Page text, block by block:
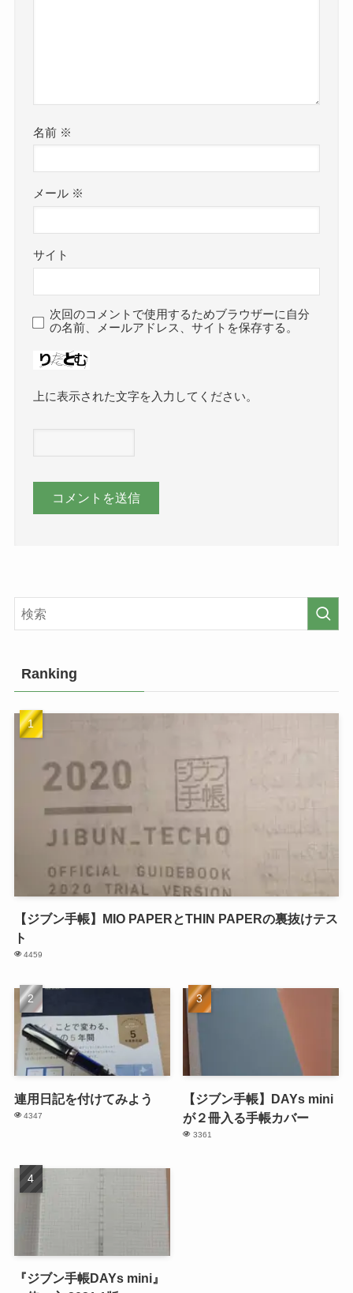
名前 ※
メール ※
サイト
次回のコメントで使用するためブラウザーに自分
の名前、メールアドレス、サイトを保存する。
上に表示された文字を入力してください。
Ranking
【ジブン手帳】MIO PAPERとTHIN PAPERの裏抜けテス
ト
4459
連用日記を付けてみよう
4347
【ジブン手帳】DAYs mini
が２冊入る手帳カバー
3361
『ジブン手帳DAYs mini』